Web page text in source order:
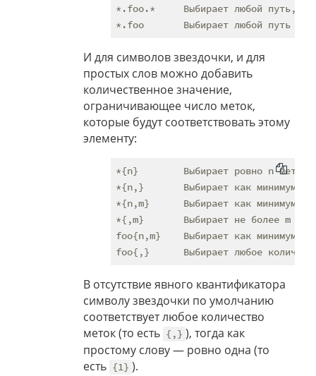
*.foo.*     Выбирает любой путь,
И для символов звездочки, и для
простых слов можно добавить
количественное значение,
ограничивающее число меток,
которые будут соответствовать этому
элементу:
*{n}        Выбирает ровно n меток
*{n,}       Выбирает как минимум n
*{n,m}      Выбирает как минимум n,
*{,m}       Выбирает не более m
foo{n,m}    Выбирает как минимум n,
В отсутствие явного квантификатора
символу звездочки по умолчанию
соответствует любое количество
меток (то есть {,} ), тогда как
простому слову — ровно одна (то
есть {1} ).